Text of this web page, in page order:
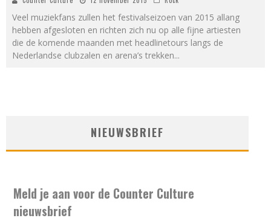
Veel muziekfans zullen het festivalseizoen van 2015 allang
hebben afgesloten en richten zich nu op alle fijne artiesten
die de komende maanden met headlinetours langs de
Nederlandse clubzalen en arena’s trekken...
NIEUWSBRIEF
Meld je aan voor de Counter Culture
nieuwsbrief